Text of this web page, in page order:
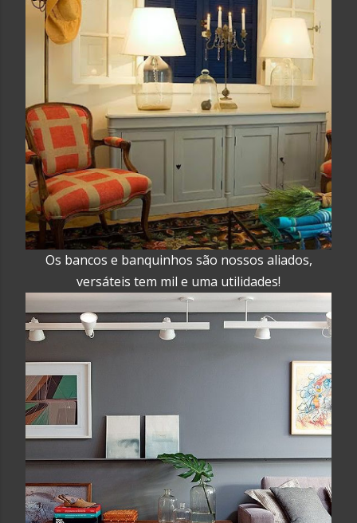
Os bancos e banquinhos são nossos aliados,
versáteis tem mil e uma utilidades!